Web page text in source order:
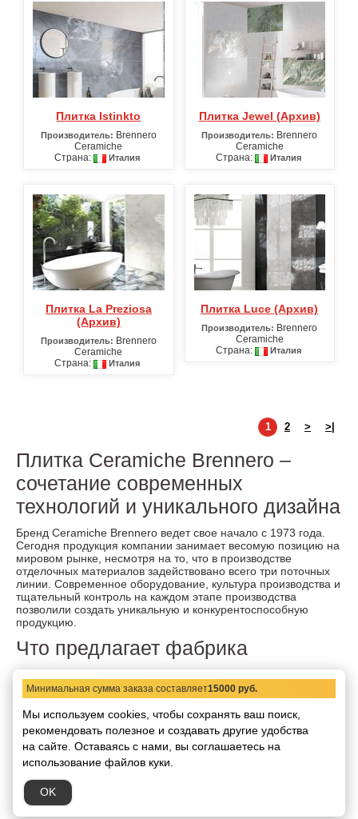
Плитка Istinkto
Производитель: Brennero
Ceramiche
Страна:
Италия
Плитка Jewel (Архив)
Производитель: Brennero
Ceramiche
Страна:
Италия
Плитка La Preziosa
(Архив)
Производитель: Brennero
Ceramiche
Страна:
Италия
Плитка Luce (Архив)
Производитель: Brennero
Ceramiche
Страна:
Италия
1 2 > >|
Плитка Ceramiche Brennero –
сочетание современных
технологий и уникального дизайна
Бренд Ceramiche Brennero ведет свое начало с 1973 года.
Сегодня продукция компании занимает весомую позицию на
мировом рынке, несмотря на то, что в производстве
отделочных материалов задействовано всего три поточных
линии. Современное оборудование, культура производства и
тщательный контроль на каждом этапе производства
позволили создать уникальную и конкурентоспособную
продукцию.
Что предлагает фабрика
выполнены каждая в определенном стиле, что позволяет
создавать непередаваемые варианты оформления
интерьера на любой вкус от классического стиля до
выдержанного английского. Изюминкой керамической плитки
Ceramiche Brennero является наличие в большинстве
коллекций цветочных мотивов. Базовая плитка и декор
каждой коллекции строго соответствуют выбранному стилю.
Вся линейка керамической плитки Ceramiche Brennero
имеется в наличии в магазине RealGres. Также стоит
Минимальная сумма заказа составляет15000 руб.
Мы используем cookies, чтобы сохранять ваш поиск,
рекомендовать полезное и создавать другие удобства
на сайте. Оставаясь с нами, вы соглашаетесь на
использование файлов куки.
OK